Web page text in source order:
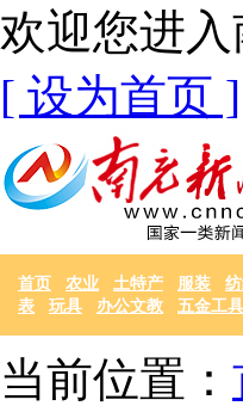
欢迎您进
[ 设为首页 ]
首页 农业 土特产 服装
表
玩具 办公文教 五金工具
当前位置：